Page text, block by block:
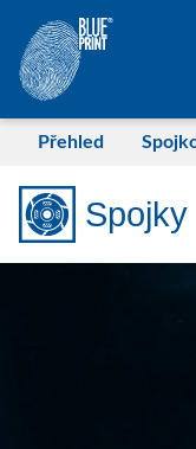
Přeskočit na hlavní
Přehled
Spojky